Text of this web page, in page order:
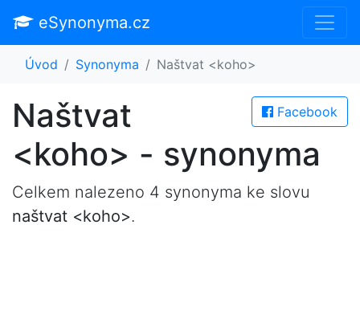
eSynonyma.cz
Úvod Synonyma Naštvat <koho>
Facebook
Naštvat
<koho> - synonyma
Celkem nalezeno 4 synonyma ke slovu
naštvat <koho>.